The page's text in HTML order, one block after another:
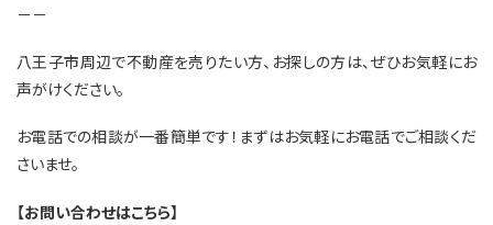
－－
八王子市周辺で不動産を売りたい方、お探しの方は、ぜひお気軽にお
声がけください。
お電話での相談が一番簡単です！まずはお気軽にお電話でご相談くだ
さいませ。
【お問い合わせはこちら】